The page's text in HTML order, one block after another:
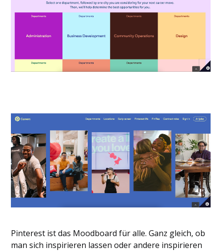
Pinterest ist das Moodboard für alle. Ganz gleich, ob
man sich inspirieren lassen oder andere inspirieren